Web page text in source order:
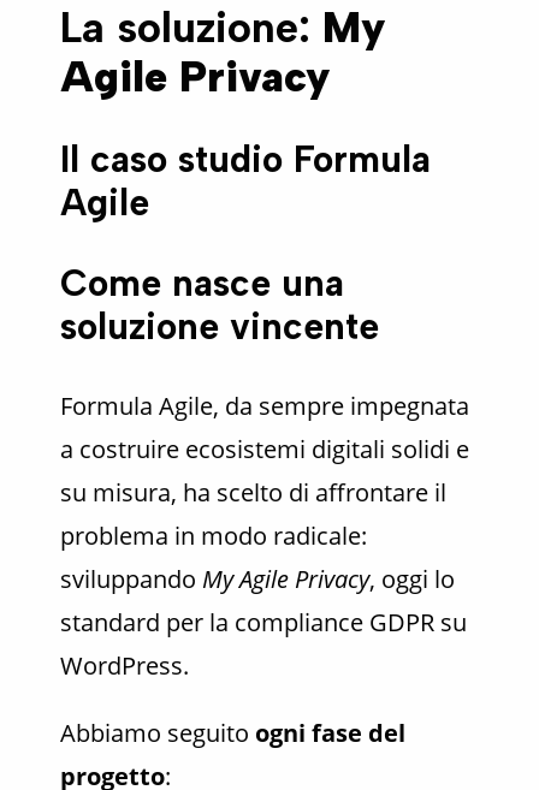
La soluzione: My
Agile Privacy
Il caso studio Formula
Agile
Come nasce una
soluzione vincente
Formula Agile, da sempre impegnata
a costruire ecosistemi digitali solidi e
su misura, ha scelto di affrontare il
problema in modo radicale:
sviluppando My Agile Privacy, oggi lo
standard per la compliance GDPR su
WordPress.
Abbiamo seguito ogni fase del
progetto: